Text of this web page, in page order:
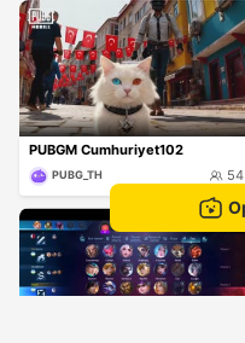
PUBGM Cumhuriyet102
PUBG_TH 54